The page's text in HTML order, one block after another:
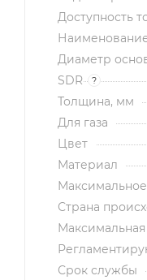
Доступность
Диаметр
SDR
?
Толщина, мм
Для газа
Цвет
Материал
Страна
Срок службы